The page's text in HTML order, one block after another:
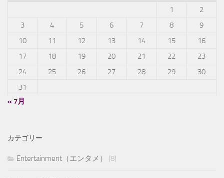
1
2
3
4 5 6 7 8
9
10
11 12 13 14 15
16
17
18 19 20 21 22
23
24
25 26 27 28 29
30
31
« 7月
カテゴリー
Entertainment（エンタメ） (8)